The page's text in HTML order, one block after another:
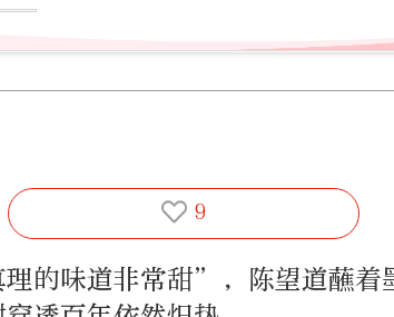
9
理的味道非常甜”，陈望道蘸着